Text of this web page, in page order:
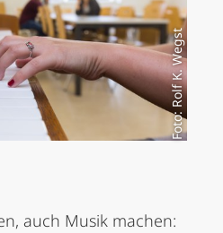
Foto: Rolf K. Wegst
auch Musik machen: